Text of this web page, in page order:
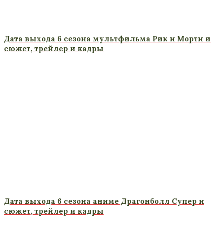
Дата выхода 6 сезона мультфильма Рик и Морти и
сюжет, трейлер и кадры
Дата выхода 6 сезона аниме Драгонболл Супер и
сюжет, трейлер и кадры